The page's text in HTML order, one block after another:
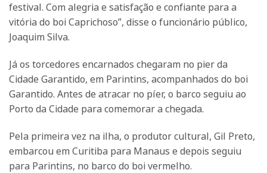
festival. Com alegria e satisfação e confiante para a
vitória do boi Caprichoso”, disse o funcionário público,
Joaquim Silva.
Já os torcedores encarnados chegaram no pier da
Cidade Garantido, em Parintins, acompanhados do boi
Garantido. Antes de atracar no píer, o barco seguiu ao
Porto da Cidade para comemorar a chegada.
Pela primeira vez na ilha, o produtor cultural, Gil Preto,
embarcou em Curitiba para Manaus e depois seguiu
para Parintins, no barco do boi vermelho.